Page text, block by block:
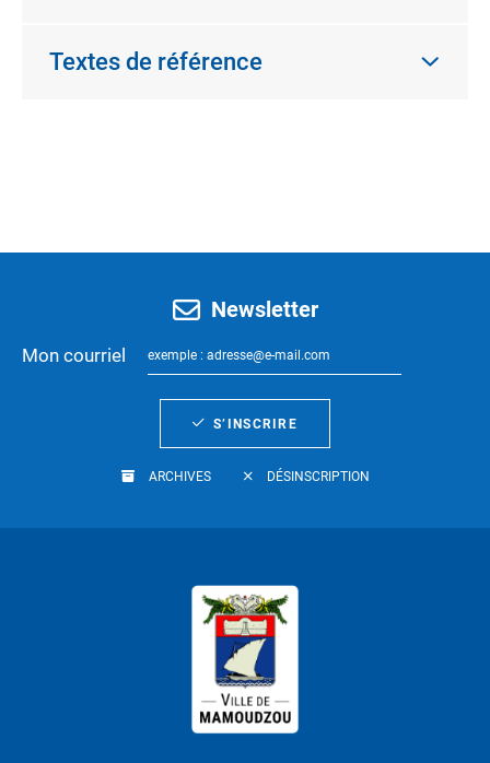
Textes de référence
Newsletter
Mon courriel
S’INSCRIRE
ARCHIVES DÉSINSCRIPTION